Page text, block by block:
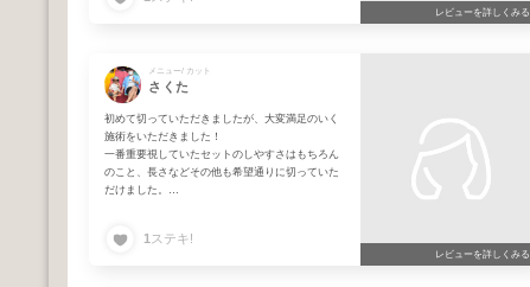
レビューを詳しくみる
メニュー/ カット
さくた
初めて切っていただきましたが、大変満足のいく
施術をいただきました！
一番重要視していたセットのしやすさはもちろん
のこと、長さなどその他も希望通りに切っていた
だけました。
1 ステキ!
レビューを詳しくみる